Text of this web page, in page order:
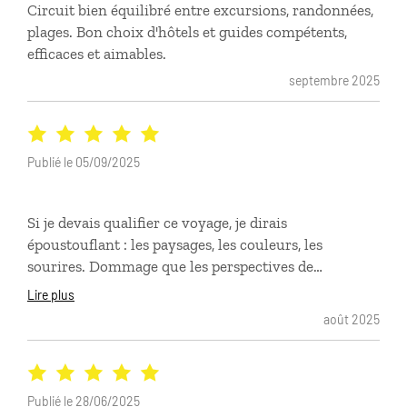
Circuit bien équilibré entre excursions, randonnées,
plages. Bon choix d'hôtels et guides compétents,
efficaces et aimables.
septembre 2025
Si je devais qualifier ce voyage, je dirais
époustouflant : les paysages, les couleurs, les
sourires. Dommage que les perspectives de
développement soient peu encourageantes. Loin du
tourisme de masse, nous avons vécu des expériences
mais beaucoup plus touristique, nous n'étions plus à
Madagascar. en revanche , coup de coeur pour la
Lire plus
août 2025
Publié le 05/09/2025
Publié le 28/06/2025